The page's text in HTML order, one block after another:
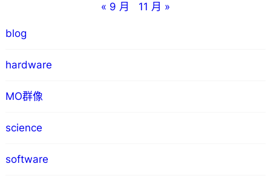
« 9 月
11 月 »
blog
hardware
MO群像
science
software